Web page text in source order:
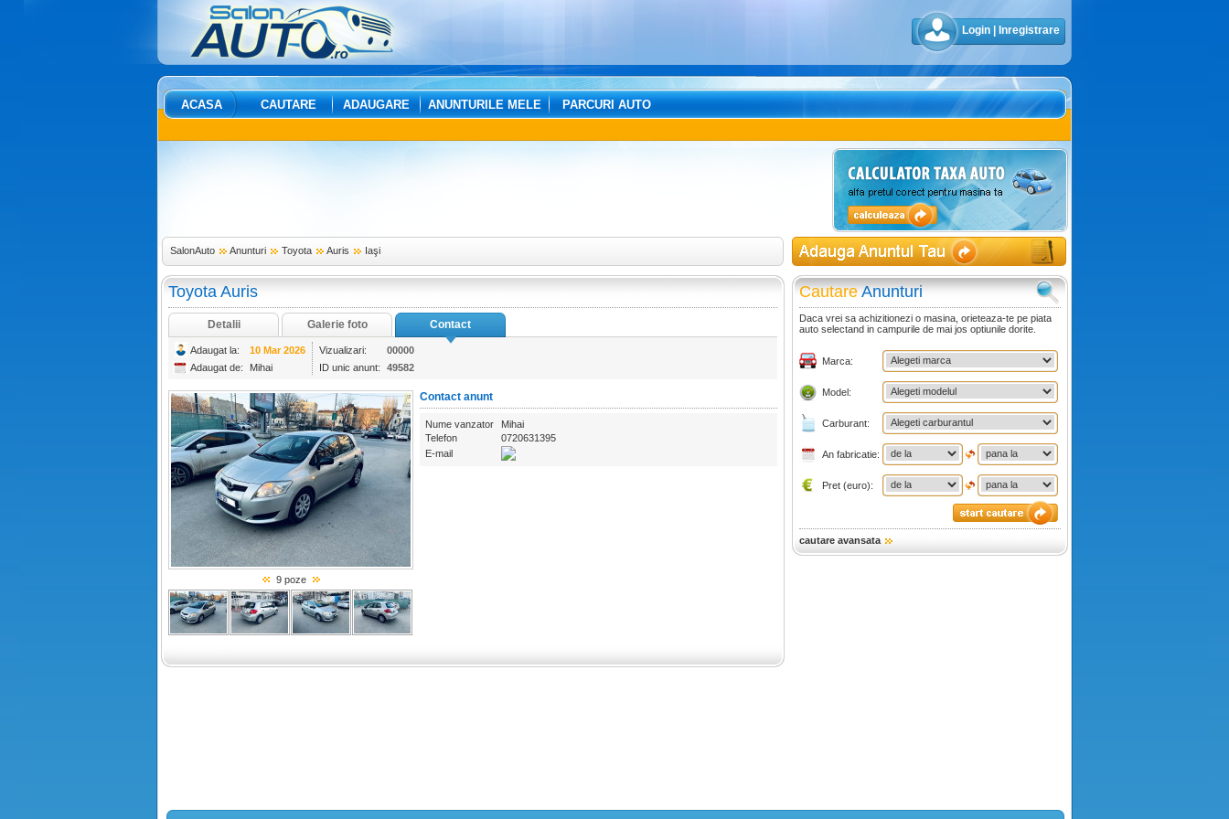
Login Inregistrare
ACASA CAUTARE ADAUGARE ANUNTURILE MELE PARCURI AUTO
SalonAuto Anunturi Toyota Auris Iaşi
Toyota Auris
Detalii Galerie foto Contact
Adaugat la: 10 Mar 2026 Vizualizari:
00000
Adaugat de:
Mihai ID unic anunt: 49582
9 poze
Contact anunt
Nume vanzator
Mihai
Telefon
0720631395
E-mail
CautareAnunturi
Daca vrei sa achizitionezi o masina, orieteaza-te pe piata
auto selectand in campurile de mai jos optiunile dorite.
Marca:
Model:
Carburant:
An fabricatie:
Pret (euro):
cautare avansata